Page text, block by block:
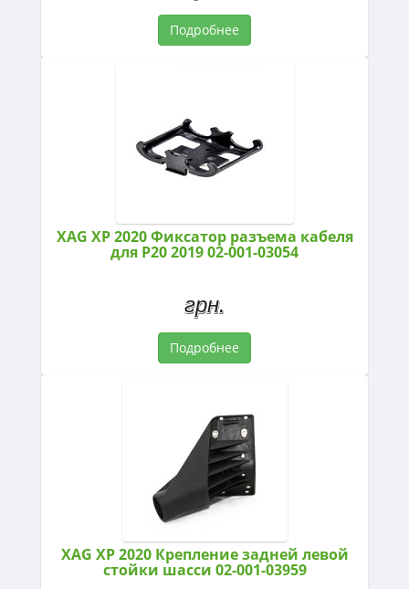
Подробнее
XAG XP 2020 Фиксатор разъема кабеля
для P20 2019 02-001-03054
грн.
Подробнее
XAG XP 2020 Крепление задней левой
стойки шасси 02-001-03959